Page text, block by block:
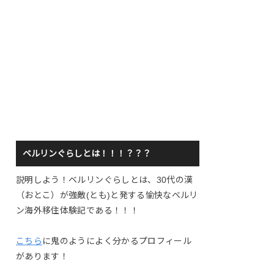
ベルリンぐらしとは！！！？？？
説明しよう！ベルリンぐらしとは、30代の漢
（おとこ）が強敵(とも)と発する愉快なベルリ
ン海外移住体験記である！！！
こちら に鬼のようによく分かるプロフィール
があります！